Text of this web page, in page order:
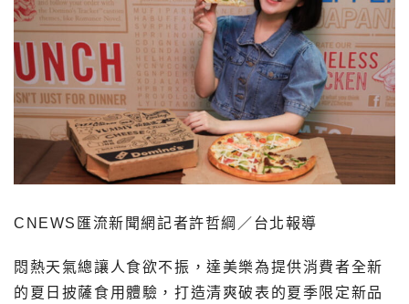
CNEWS匯流新聞網記者許哲綱／台北報導
悶熱天氣總讓人食欲不振，達美樂為提供消費者全新
的夏日披薩食用體驗，打造清爽破表的夏季限定新品